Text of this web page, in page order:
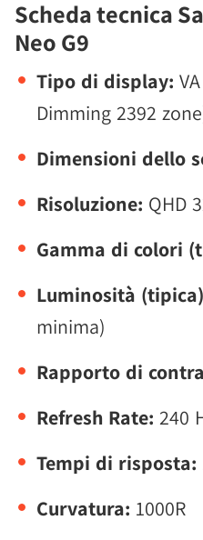
Scheda tecnica
Neo G9
Tipo di display:
Dimming 2392
Dimensioni dello
Risoluzione: QHD
Gamma di colori
Luminosità
minima)
Rapporto di
Refresh Rate: 240
Tempi di risposta:
Curvatura: 1000R